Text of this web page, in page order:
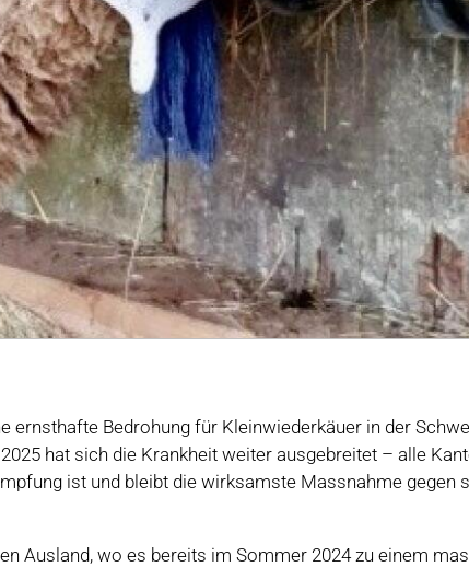
ernsthafte Bedrohung für Kleinwiederkäuer in der
hat sich die Krankheit weiter ausgebreitet – alle
ist und bleibt die wirksamste Massnahme gegen
Ausland, wo es bereits im Sommer 2024 zu einem